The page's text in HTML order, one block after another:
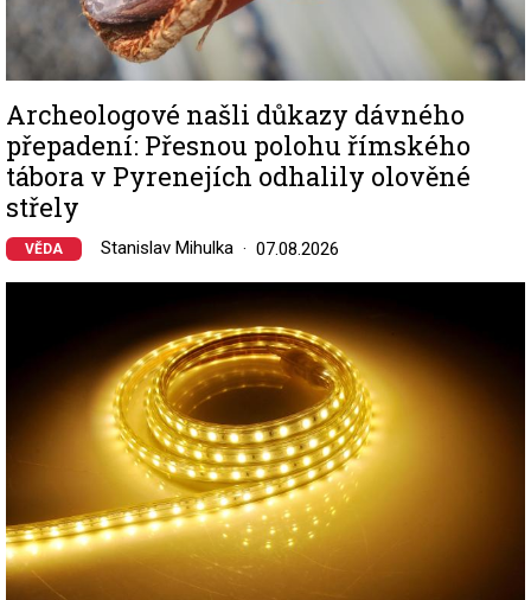
Archeologové našli důkazy dávného
přepadení: Přesnou polohu římského
tábora v Pyrenejích odhalily olověné
střely
VĚDA Stanislav Mihulka 07.08.2026